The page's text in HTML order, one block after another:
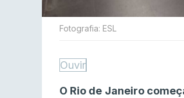
Fotografia: ESL
Ouvir
O Rio de Janeiro